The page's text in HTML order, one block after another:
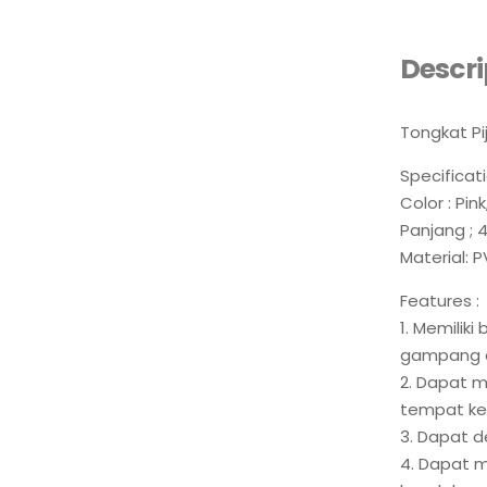
Tongkat
Color :
Panjang ;
Material:
Features :
1.
gampang
2. Dapat
tempat
3. Dapat
4. Dapat